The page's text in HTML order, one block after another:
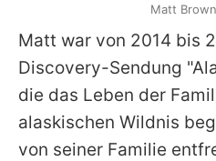
Matt war von 2014 bis
Discovery-Sendung
die das Leben der
alaskischen Wildnis
von seiner Familie
Matt